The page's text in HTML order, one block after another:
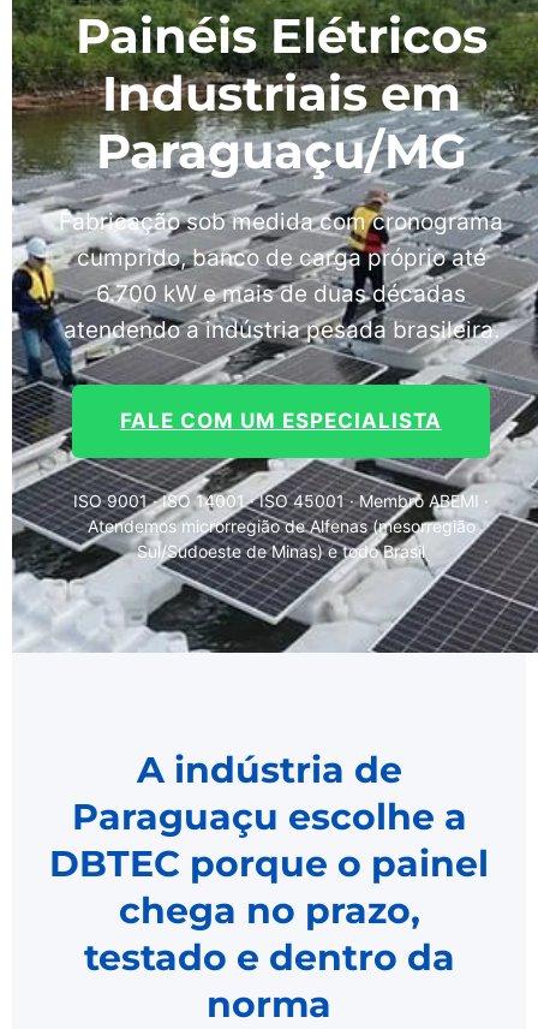
Painéis Elétricos
Industriais em
Paraguaçu/MG
Fabricação sob medida com cronograma
cumprido, banco de carga próprio até
6.700 kW e mais de duas décadas
atendendo a indústria pesada brasileira.
FALE COM UM ESPECIALISTA
ISO 9001 · ISO 14001 · ISO 45001 · Membro ABEMI ·
Atendemos microrregião de Alfenas (mesorregião
Sul/Sudoeste de Minas) e todo Brasil
A indústria de
Paraguaçu escolhe a
DBTEC porque o painel
chega no prazo,
testado e dentro da
norma